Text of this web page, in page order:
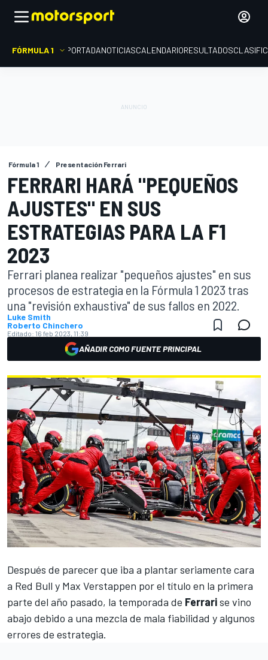
FÓRMULA 1 PORTADANOTICIASCALENDARIORESULTADOS
Fórmula 1 Presentación Ferrari
FERRARI HARÁ "PEQUEÑOS
AJUSTES" EN SUS
ESTRATEGIAS PARA LA F1
2023
Ferrari planea realizar "pequeños ajustes" en sus
procesos de estrategia en la Fórmula 1 2023 tras
una "revisión exhaustiva" de sus fallos en 2022.
Luke Smith
Roberto Chinchero
Editado: 16 feb 2023, 11:39
AÑADIR COMO FUENTE PRINCIPAL
Después de parecer que iba a plantar seriamente cara
a Red Bull y Max Verstappen por el título en la primera
parte del año pasado, la temporada de Ferrarise vino
abajo debido a una mezcla de mala fiabilidad y algunos
errores de estrategia.